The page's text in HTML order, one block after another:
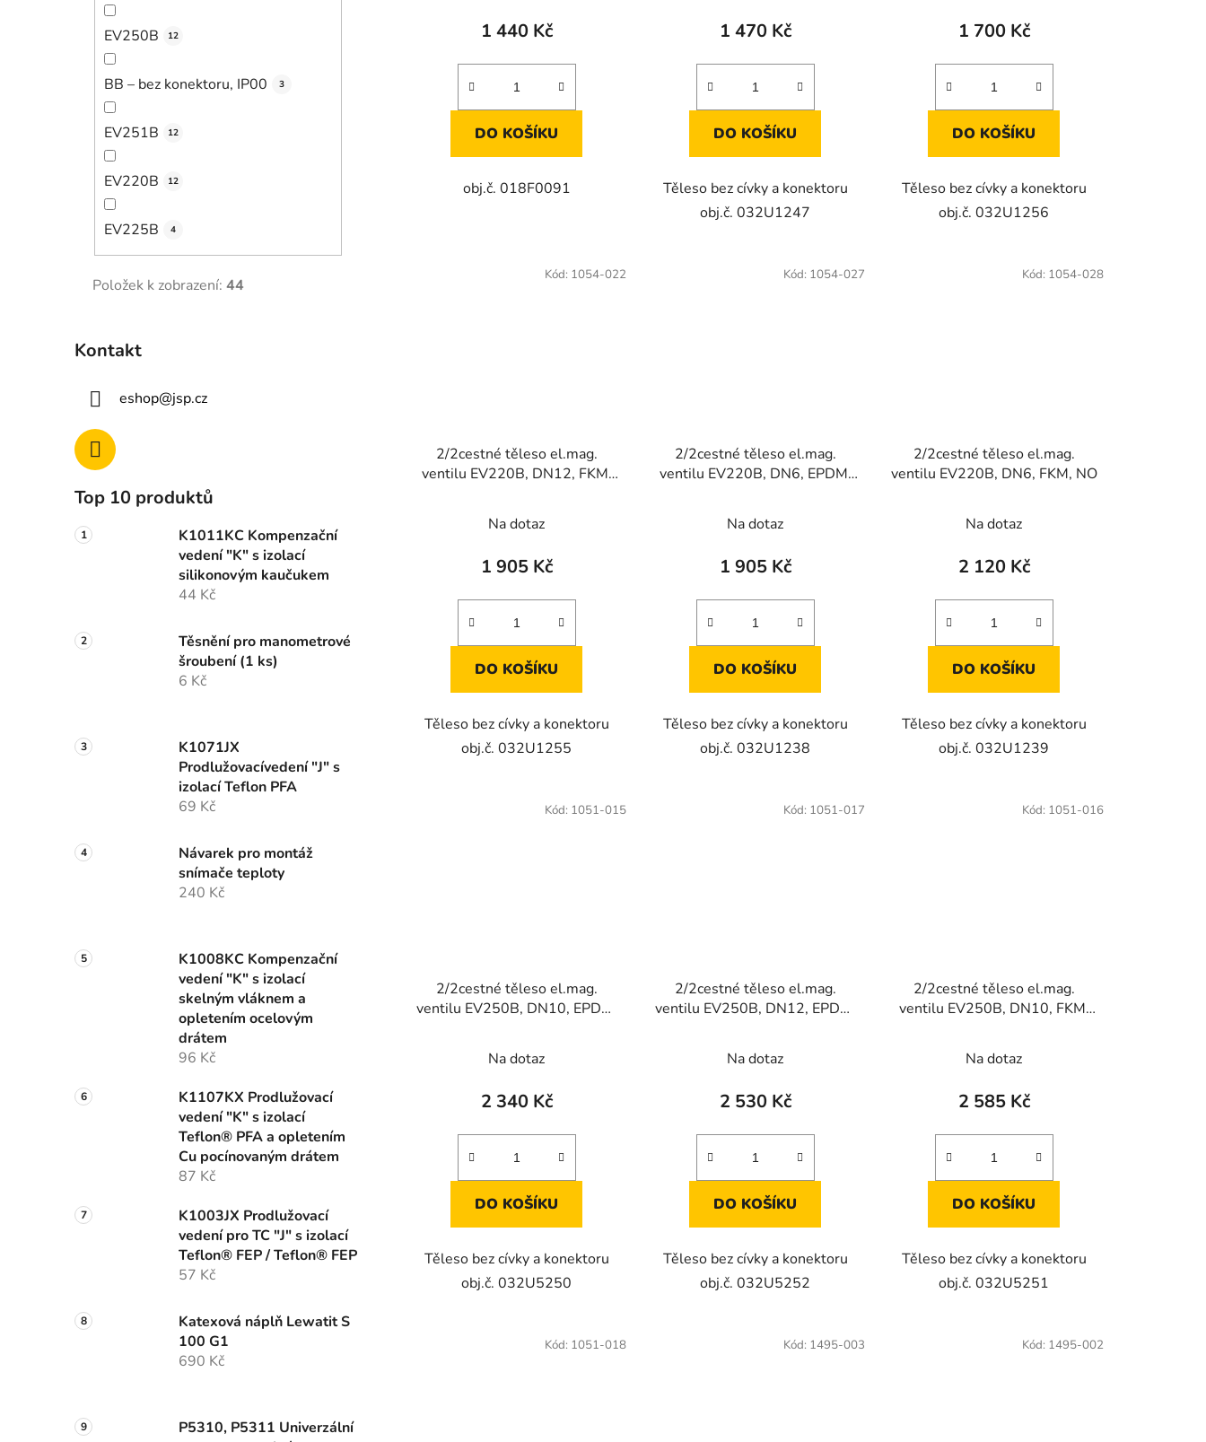
EV250B 12
BB – bez konektoru, IP00 3
EV251B 12
EV220B 12
EV225B 4
Položek k zobrazení: 44
Kontakt
eshop@jsp.cz
Top 10 produktů
K1011KC Kompenzační
vedení "K" s izolací
silikonovým kaučukem
44 Kč
Těsnění pro manometrové
šroubení (1 ks)
6 Kč
K1071JX
Prodlužovacívedení "J" s
izolací Teflon PFA
69 Kč
Návarek pro montáž
snímače teploty
240 Kč
K1008KC Kompenzační
vedení "K" s izolací
skelným vláknem a
opletením ocelovým
drátem
96 Kč
K1107KX Prodlužovací
vedení "K" s izolací
Teflon® PFA a opletením
Cu pocínovaným drátem
87 Kč
K1003JX Prodlužovací
vedení pro TC "J" s izolací
Teflon® FEP / Teflon® FEP
57 Kč
Katexová náplň Lewatit S
100 G1
690 Kč
P5310, P5311 Univerzální
1 440 Kč
DO KOŠÍKU
obj.č. 018F0091
1 470 Kč
DO KOŠÍKU
Těleso bez cívky a konektoru
obj.č. 032U1247
1 700 Kč
DO KOŠÍKU
Těleso bez cívky a konektoru
obj.č. 032U1256
2/2cestné těleso el.mag.
ventilu EV220B, DN12, FKM,
Na dotaz
1 905 Kč
DO KOŠÍKU
Těleso bez cívky a konektoru
obj.č. 032U1255
Kód: 1054-022
2/2cestné těleso el.mag.
ventilu EV220B, DN6, EPDM,
Na dotaz
1 905 Kč
DO KOŠÍKU
Těleso bez cívky a konektoru
obj.č. 032U1238
Kód: 1054-027
2/2cestné těleso el.mag.
ventilu EV220B, DN6, FKM, NO
hodnocení
produktu
1,0
z
hvězdiček.
Na dotaz
2 120 Kč
DO KOŠÍKU
Těleso bez cívky a konektoru
obj.č. 032U1239
Kód: 1054-028
2/2cestné těleso el.mag.
ventilu EV250B, DN10, EPDM,
Na dotaz
2 340 Kč
DO KOŠÍKU
Těleso bez cívky a konektoru
obj.č. 032U5250
Kód: 1051-015
2/2cestné těleso el.mag.
ventilu EV250B, DN12, EPDM,
Na dotaz
2 530 Kč
DO KOŠÍKU
Těleso bez cívky a konektoru
obj.č. 032U5252
Kód: 1051-017
2/2cestné těleso el.mag.
ventilu EV250B, DN10, FKM,
Na dotaz
2 585 Kč
DO KOŠÍKU
Těleso bez cívky a konektoru
obj.č. 032U5251
Kód: 1051-016
Kód: 1051-018 Kód: 1495-003 Kód: 1495-002